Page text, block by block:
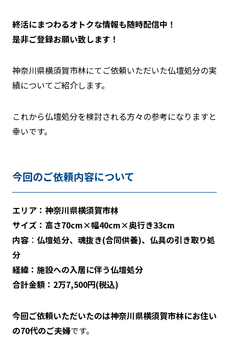
終活にまつわるオトクな情報も随時配信中！
是非ご登録お願い致します！
神奈川県横須賀市林にてご依頼いただいた仏壇処分の実
績についてご紹介します。
これから仏壇処分を検討される方々の参考になりますと
幸いです。
今回のご依頼内容について
エリア：神奈川県横須賀市林
サイズ：高さ70cm×幅40cm×奥行き33cm
内容： 仏壇処分、魂抜き(合同供養)、仏具の引き取り処
分
経緯：施設への入居に伴う仏壇処分
合計金額：2万7,500円(税込)
今回ご依頼いただいたのは神奈川県横須賀市林にお住い
の70代のご夫婦です。